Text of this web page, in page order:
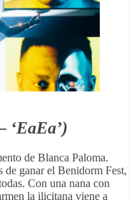
‘EaEa’)
de Blanca Paloma.
de ganar el Benidorm Fest,
Con una nana con
la ilicitana viene a